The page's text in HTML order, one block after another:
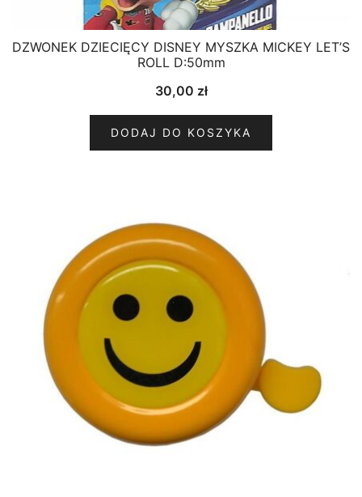
DZWONEK DZIECIĘCY DISNEY MYSZKA MICKEY LET’S
ROLL D:50mm
30,00 zł
DODAJ DO KOSZYKA